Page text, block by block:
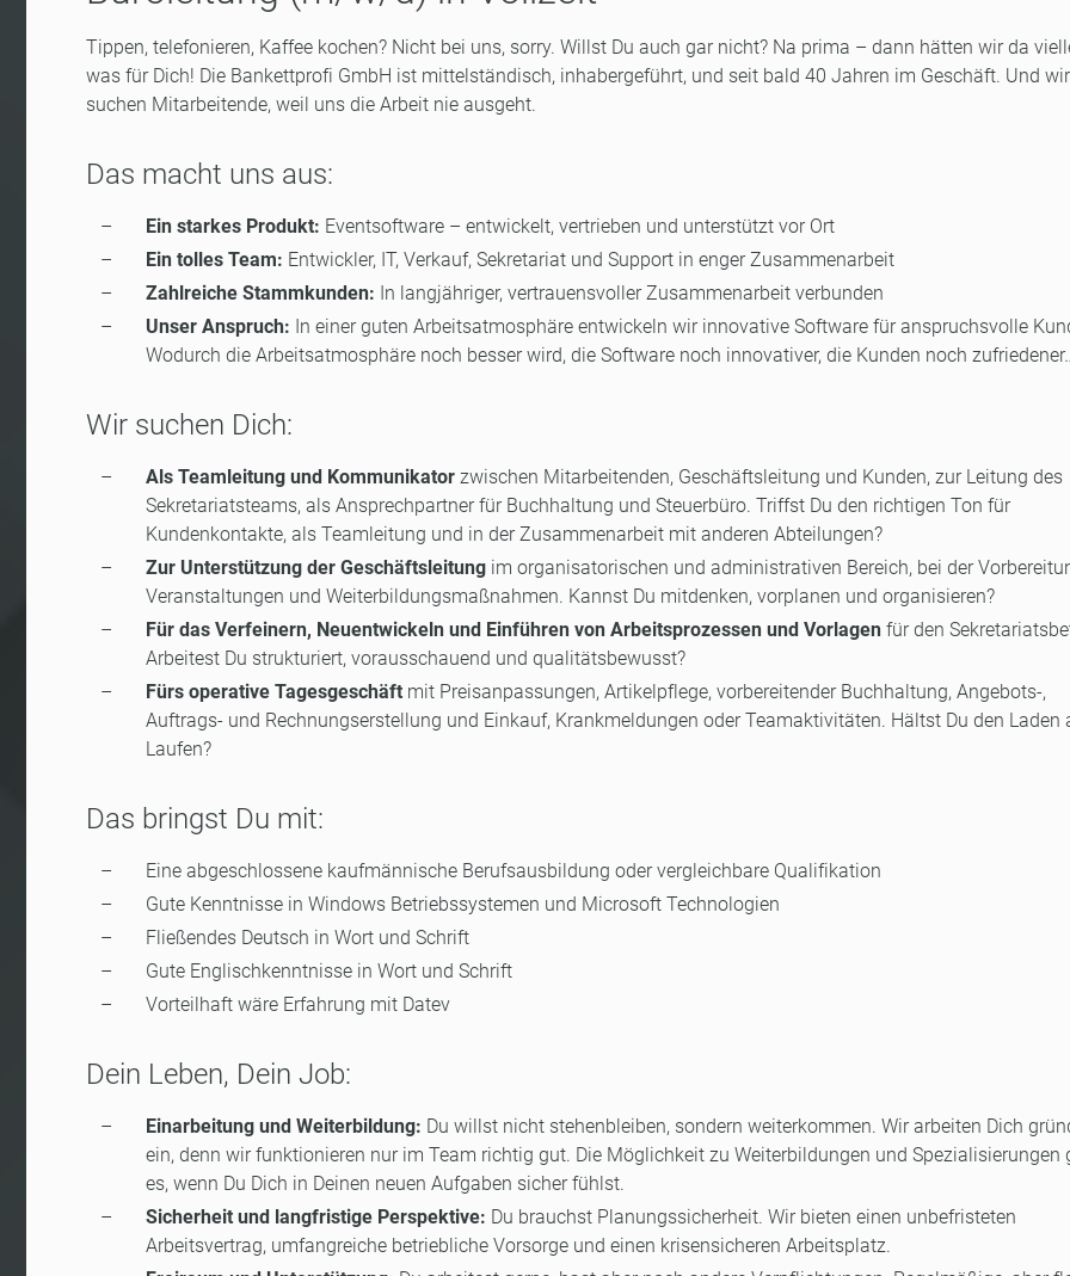
Tippen, telefonieren, Kaffee kochen? Nicht bei uns, sorry. Willst Du auch gar nicht? Na prima – dann hätten wir da
was für Dich! Die Bankettprofi GmbH ist mittelständisch, inhabergeführt, und seit bald 40 Jahren im Geschäft. Und wir
suchen Mitarbeitende, weil uns die Arbeit nie ausgeht.
Das macht uns aus:
Ein starkes Produkt: Eventsoftware – entwickelt, vertrieben und unterstützt vor Ort
Ein tolles Team: Entwickler, IT, Verkauf, Sekretariat und Support in enger Zusammenarbeit
Zahlreiche Stammkunden: In langjähriger, vertrauensvoller Zusammenarbeit verbunden
Unser Anspruch: In einer guten Arbeitsatmosphäre entwickeln wir innovative Software für anspruchsvolle
Wodurch die Arbeitsatmosphäre noch besser wird, die Software noch innovativer, die Kunden noch
Wir suchen Dich:
Als Teamleitung und Kommunikator zwischen Mitarbeitenden, Geschäftsleitung und Kunden, zur Leitung des
Sekretariatsteams, als Ansprechpartner für Buchhaltung und Steuerbüro. Triffst Du den richtigen Ton für
Kundenkontakte, als Teamleitung und in der Zusammenarbeit mit anderen Abteilungen?
Zur Unterstützung der Geschäftsleitung im organisatorischen und administrativen Bereich, bei der
Veranstaltungen und Weiterbildungsmaßnahmen. Kannst Du mitdenken, vorplanen und organisieren?
Für das Verfeinern, Neuentwickeln und Einführen von Arbeitsprozessen und Vorlagen für den
Arbeitest Du strukturiert, vorausschauend und qualitätsbewusst?
Fürs operative Tagesgeschäft mit Preisanpassungen, Artikelpflege, vorbereitender Buchhaltung, Angebots-,
Auftrags- und Rechnungserstellung und Einkauf, Krankmeldungen oder Teamaktivitäten. Hältst Du den Laden
Laufen?
Das bringst Du mit:
Eine abgeschlossene kaufmännische Berufsausbildung oder vergleichbare Qualifikation
Gute Kenntnisse in Windows Betriebssystemen und Microsoft Technologien
Fließendes Deutsch in Wort und Schrift
Gute Englischkenntnisse in Wort und Schrift
Vorteilhaft wäre Erfahrung mit Datev
Dein Leben, Dein Job:
Einarbeitung und Weiterbildung: Du willst nicht stehenbleiben, sondern weiterkommen. Wir arbeiten Dich
ein, denn wir funktionieren nur im Team richtig gut. Die Möglichkeit zu Weiterbildungen und Spezialisierungen
es, wenn Du Dich in Deinen neuen Aufgaben sicher fühlst.
Sicherheit und langfristige Perspektive: Du brauchst Planungssicherheit. Wir bieten einen unbefristeten
Arbeitsvertrag, umfangreiche betriebliche Vorsorge und einen krisensicheren Arbeitsplatz.